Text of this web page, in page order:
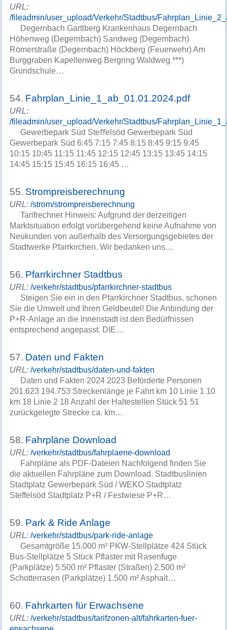
URL:
/fileadmin/user_upload/Verkehr/Stadtbus/
Degernbach Gartlberg Krankenhaus Degernbach
Höhenweg (Degernbach) Sandweg (Degernbach)
Römerstraße (Degernbach) Höckberg (Feuerwehr) Am
Burggraben Kapellenweg Bergring Waldweg ***)
Grundschule…
54. Fahrplan_Linie_1_ab_01.01.2024.pdf
URL:
/fileadmin/user_upload/Verkehr/Stadtbus/
Gewerbepark Süd Steﬀelsöd Gewerbepark Süd
Gewerbepark Süd 6:45 7:15 7:45 8:15 8:45 9:15 9:45
10:15 10:45 11:15 11:45 12:15 12:45 13:15 13:45 14:15
14:45 15:15 15:45 16:15 16:45 …
55. Strompreisberechnung
URL: /strom/strompreisberechnung
Tarifrechner Hinweis: Aufgrund der derzeitigen
Marktsituation erfolgt vorübergehend keine Aufnahme von
Neukunden von außerhalb des Versorgungsgebietes der
Stadtwerke Pfarrkirchen. Wir bedanken uns…
56. Pfarrkirchner Stadtbus
URL: /verkehr/stadtbus/pfarrkirchner-stadtbus
Steigen Sie ein in den Pfarrkirchner Stadtbus, schonen
Sie die Umwelt und Ihren Geldbeutel! Die Anbindung der
P+R-Anlage an die Innenstadt ist den Bedürfnissen
entsprechend angepasst. DIE…
57. Daten und Fakten
URL: /verkehr/stadtbus/daten-und-fakten
Daten und Fakten 2024 2023 Beförderte Personen
201.623 194.753 Streckenlänge je Fahrt km 10 Linie 1 10
km 18 Linie 2 18 Anzahl der Haltestellen Stück 51 51
zurückgelegte Strecke ca. km…
58. Fahrpläne Download
URL: /verkehr/stadtbus/fahrplaene-download
Fahrpläne als PDF-Dateien Nachfolgend finden Sie
die aktuellen Fahrpläne zum Download. Stadtbuslinien
Stadtplatz Gewerbepark Süd / WEKO Stadtplatz
Steffelsöd Stadtplatz P+R / Festwiese P+R…
59. Park & Ride Anlage
URL: /verkehr/stadtbus/park-ride-anlage
Gesamtgröße 15.000 m² PKW-Stellplätze 424 Stück
Bus-Stellplätze 5 Stück Pflaster mit Rasenfuge
(Parkplätze) 5.500 m² Pflaster (Straßen) 2.500 m²
Schotterrasen (Parkplätze) 1.500 m² Asphalt…
60. Fahrkarten für Erwachsene
URL: /verkehr/stadtbus/tarifzonen-alt/fahrkarten-fuer-